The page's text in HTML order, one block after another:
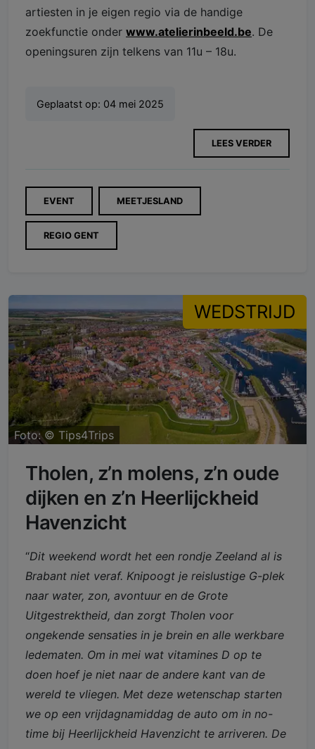
artiesten in je eigen regio via de handige
zoekfunctie onder www.atelierinbeeld.be. De
openingsuren zijn telkens van 11u – 18u.
Geplaatst op: 04 mei 2025
LEES VERDER
EVENT MEETJESLAND
REGIO GENT
WEDSTRIJD
Foto: © Tips4Trips
Tholen, z’n molens, z’n oude
dijken en z’n Heerlijckheid
Havenzicht
“Dit weekend wordt het een rondje Zeeland al is
Brabant niet veraf. Knipoogt je reislustige G-plek
naar water, zon, avontuur en de Grote
Uitgestrektheid, dan zorgt Tholen voor
ongekende sensaties in je brein en alle werkbare
ledematen. Om in mei wat vitamines D op te
doen hoef je niet naar de andere kant van de
wereld te vliegen. Met deze wetenschap starten
we op een vrijdagnamiddag de auto om in no-
time bij Heerlijckheid Havenzicht te arriveren. De